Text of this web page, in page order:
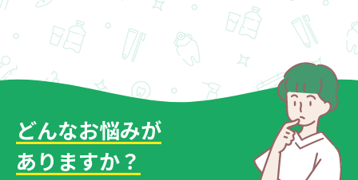
どんなお悩みが
ありますか？